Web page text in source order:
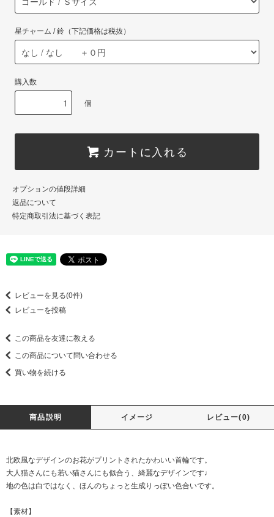
星チャーム / 鈴（下記価格は税抜）
購入数
個
カートに入れる
オプションの値段詳細
返品について
特定商取引法に基づく表記
レビューを見る(0件)
レビューを投稿
この商品を友達に教える
この商品について問い合わせる
買い物を続ける
商品説明 イメージ レビュー(0)
北欧風なデザインのお花がプリントされたかわいい首輪です。
大人猫さんにも若い猫さんにも似合う、綺麗なデザインです♩
地の色は白ではなく、ほんのちょっと生成りっぽい色合いです。
【素材】